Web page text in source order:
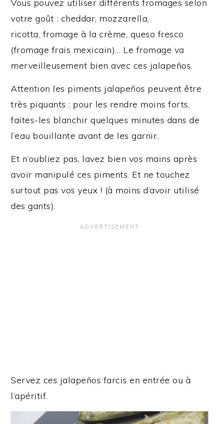
Vous pouvez utiliser différents fromages selon
votre goût : cheddar, mozzarella,
ricotta, fromage à la crème, queso fresco
(fromage frais mexicain)… Le fromage va
merveilleusement bien avec ces jalapeños.
Attention les piments jalapeños peuvent être
très piquants : pour les rendre moins forts,
faites-les blanchir quelques minutes dans de
l’eau bouillante avant de les garnir.
Et n’oubliez pas, lavez bien vos mains après
avoir manipulé ces piments. Et ne touchez
surtout pas vos yeux ! (à moins d’avoir utilisé
des gants).
Servez ces jalapeños farcis en entrée ou à
l’apéritif.